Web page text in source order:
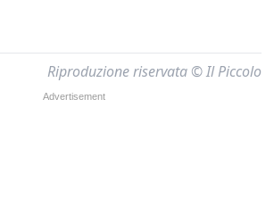
Riproduzione riservata © Il Piccolo